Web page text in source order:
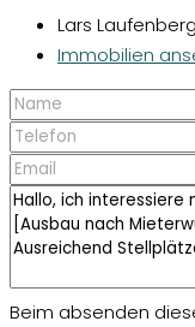
Lars Laufenberg
Immobilien
Beim absenden